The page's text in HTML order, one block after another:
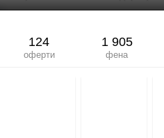
124
оферти
1 905
фена